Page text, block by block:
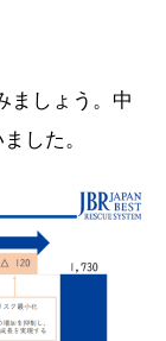
ましょう。中
した。